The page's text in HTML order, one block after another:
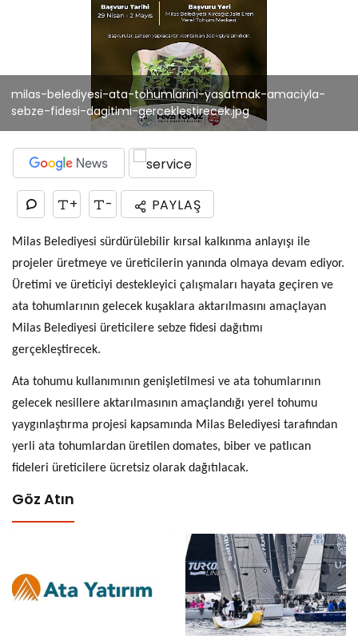
milas-belediyesi-ata-tohumlarini-yasatmak-amaciyla-
sebze-fidesi-dagitimi-gerceklestirecek.jpg
+ - PAYLAŞ
Milas Belediyesi sürdürülebilir kırsal kalkınma anlayışı ile
projeler üretmeye ve üreticilerin yanında olmaya devam ediyor.
Üretimi ve üreticiyi destekleyici çalışmaları hayata geçiren ve
ata tohumlarının gelecek kuşaklara aktarılmasını amaçlayan
Milas Belediyesi üreticilere sebze fidesi dağıtımı
gerçekleştirecek.
Ata tohumu kullanımının genişletilmesi ve ata tohumlarının
gelecek nesillere aktarılmasının amaçlandığı yerel tohumu
yaygınlaştırma projesi kapsamında Milas Belediyesi tarafından
yerli ata tohumlardan üretilen domates, biber ve patlıcan
fideleri üreticilere ücretsiz olarak dağıtılacak.
Göz Atın